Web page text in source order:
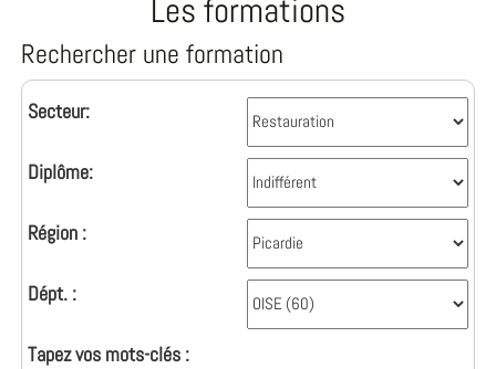
Les formations
Rechercher une formation
Secteur:
Diplôme:
Région :
Dépt. :
Tapez vos mots-clés :